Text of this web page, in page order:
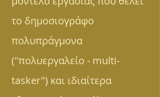
το δημοσιογράφο
πολυπράγμονα
("πολυεργαλείο - multi-
tasker") και ιδιαίτερα